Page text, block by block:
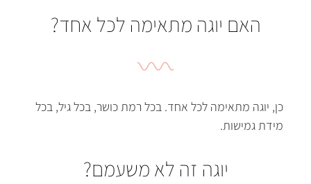
האם יוגה מתאימה לכל אחד?
כן, יוגה מתאימה לכל אחד. בכל רמת כושר, בכל גיל, בכל
מידת גמישות.
יוגה זה לא משעמם?